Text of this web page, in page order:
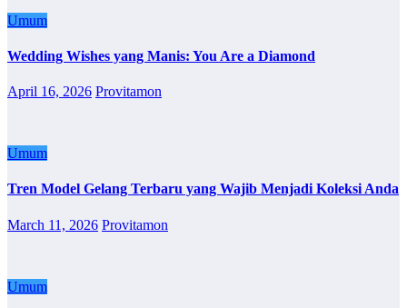
Umum
Wedding Wishes yang Manis: You Are a Diamond
April 16, 2026 Provitamon
Umum
Tren Model Gelang Terbaru yang Wajib Menjadi Koleksi Anda
March 11, 2026 Provitamon
Umum